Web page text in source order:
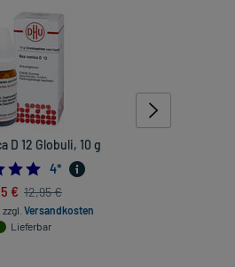
D 12 Globuli, 10 g
4.75
4*
€ 12,95 €
zzgl. Versandkosten
Lieferbar